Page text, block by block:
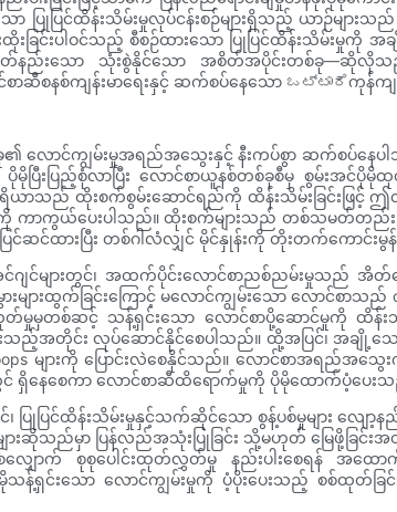
ပြုပြင်ထိန်းသိမ်းမှုလုပ်ငန်းစဉ်များရှိသည့် ယာဉ်မ
င်းပါဝင်သည့် စီစဉ်ထားသော ပြုပြင်ထိန်းသိမ်းမှုကို အချိ
တ်နည်းသော သုံးစွဲနိုင်သော အစိတ်အပိုင်းတစ်ခု—ဆိုလို
ာဆီစနစ်ကျန်းမာရေးနှင့် ဆက်စပ်နေသော ಒಟ್ಟಾರೆကုန်က
ောင်ကျွမ်းမှုအရည်အသွေးနှင့် နီးကပ်စွာ ဆက်စပ်နေပ
ြီးပြည့်စုံလာပြီး လောင်စာယူနစ်တစ်ခုစီမှ စွမ်းအင်ပို
ယာသည် ထိုးစက်စွမ်းဆောင်ရည်ကို ထိန်းသိမ်းခြင်းဖြင့်
ာကွယ်ပေးပါသည်။ ထိုးစက်များသည် တစ်သမတ်တည်းဖ
ာ ပြင်ဆင်ထားပြီး တစ်ဂါလံလျှင် မိုင်နှုန်းကို တိုးတက်ကော
ျင်များတွင်၊ အထက်ပိုင်းလောင်စာညစ်ညမ်းမှုသည် အိတ်
ားထွက်ခြင်းကြောင့် မလောင်ကျွမ်းသော လောင်စာသည်
ထုတ်မှုမှတစ်ဆင့် သန့်ရှင်းသော လောင်စာပို့ဆောင်မှုကို
းသည့်အတိုင်း လုပ်ဆောင်နိုင်စေပါသည်။ ထို့အပြင်၊ အချို့သ
များကို ပြောင်းလဲစေနိုင်သည်။ လောင်စာအရည်အသွ
နေစေကာ လောင်စာဆီထိရောက်မှုကို ပိုမိုထောက်ပံ့ပေး
ပြုပြင်ထိန်းသိမ်းမှုနှင့်သက်ဆိုင်သော စွန့်ပစ်မှုများ လျေ
းဆိုသည်မှာ ပြန်လည်အသုံးပြုခြင်း သို့မဟုတ် မြေဖို့ခြင်း
ောက် စုစုပေါင်းထုတ်လွှတ်မှု နည်းပါးစေရန် အထေ
န့်ရှင်းသော လောင်ကျွမ်းမှုကို ပံ့ပိုးပေးသည့် စစ်ထုတ်ခြ